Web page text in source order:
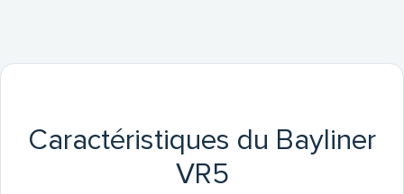
Caractéristiques du Bayliner
VR5